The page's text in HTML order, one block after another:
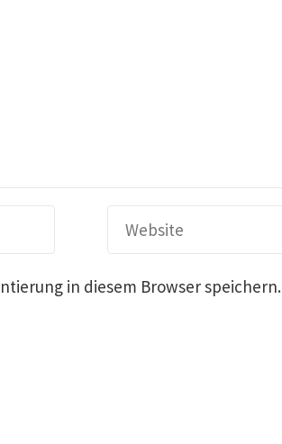
in diesem Browser speichern.